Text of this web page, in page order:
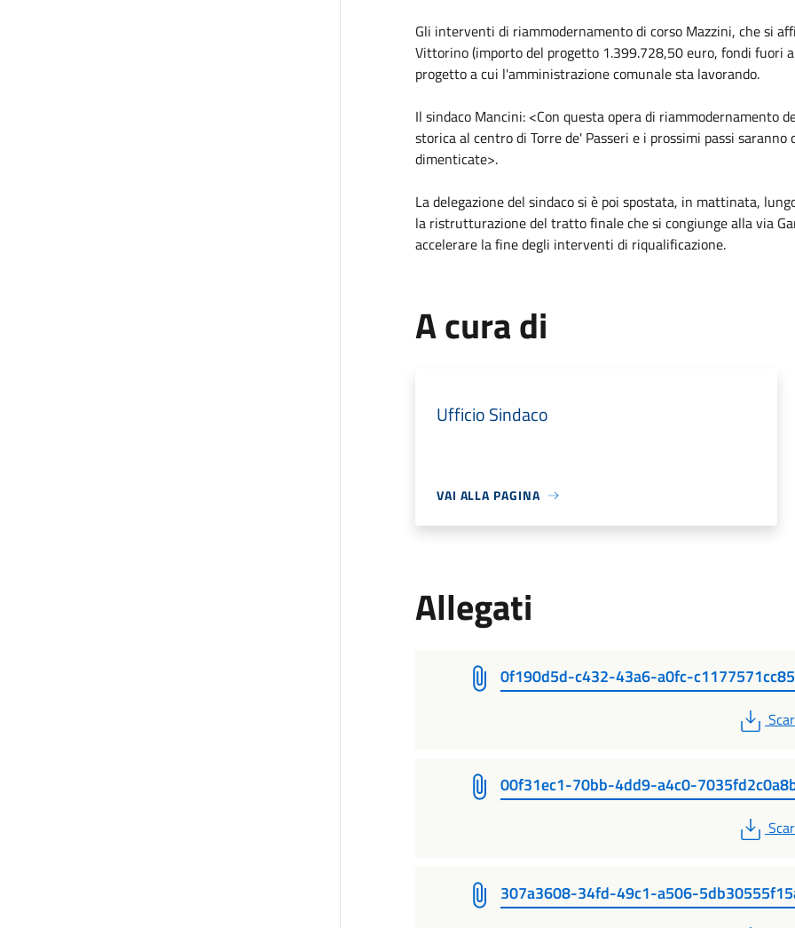
Gli interventi di riammodernamento di corso Mazzini, che si
Vittorino (importo del progetto 1.399.728,50 euro, fondi fuori
progetto a cui l'amministrazione comunale sta lavorando.
Il sindaco Mancini: <Con questa opera di riammodernamento
storica al centro di Torre de' Passeri e i prossimi passi
dimenticate>.
La delegazione del sindaco si è poi spostata, in mattinata,
la ristrutturazione del tratto finale che si congiunge alla via
accelerare la fine degli interventi di riqualificazione.
A cura di
Ufficio Sindaco
VAI ALLA PAGINA
Allegati
0f190d5d-c432-43a6-a0fc-c1177571cc85
PDF
00f31ec1-70bb-4dd9-a4c0-
PDF
307a3608-34fd-49c1-a506-